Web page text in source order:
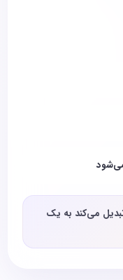
تبدیل می‌کند به یک